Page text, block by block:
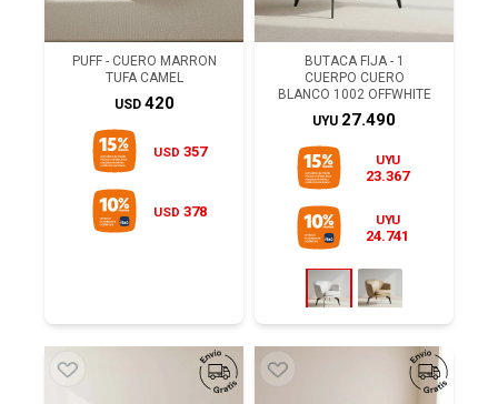
PUFF - CUERO MARRON
TUFA CAMEL
USD 420
USD 357
USD 378
BUTACA FIJA - 1
CUERPO CUERO
BLANCO 1002 OFFWHITE
UYU 27.490
UYU
23.367
UYU
24.741